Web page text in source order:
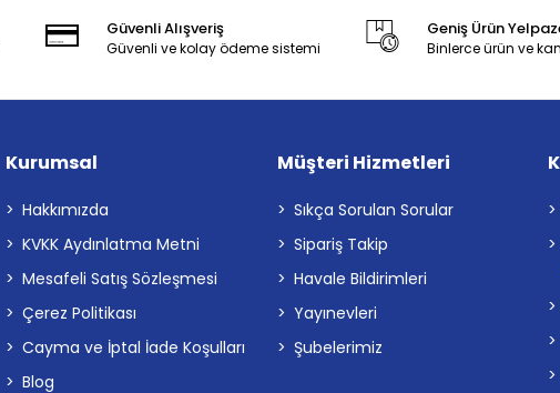
Güvenli Alışveriş
Güvenli ve kolay ödeme sistemi
Geniş Ürün
Binlerce ürün ve
Kurumsal
Hakkımızda
KVKK Aydınlatma Metni
Mesafeli Satış Sözleşmesi
Çerez Politikası
Cayma ve İptal İade Koşulları
Blog
Müşteri Hizmetleri
Sıkça Sorulan Sorular
Sipariş Takip
Havale Bildirimleri
Yayınevleri
Şubelerimiz